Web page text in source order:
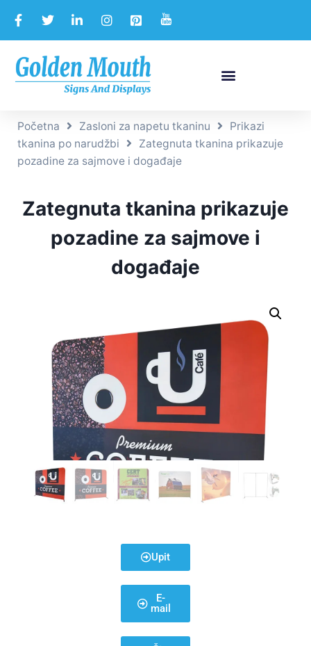
Početna Zasloni za napetu tkaninu
Prikazi
tkanina po narudžbi
Zategnuta tkanina prikazuje
pozadine za sajmove i događaje
Zategnuta tkanina prikazuje
pozadine za sajmove i
događaje
Upit
E-
mail